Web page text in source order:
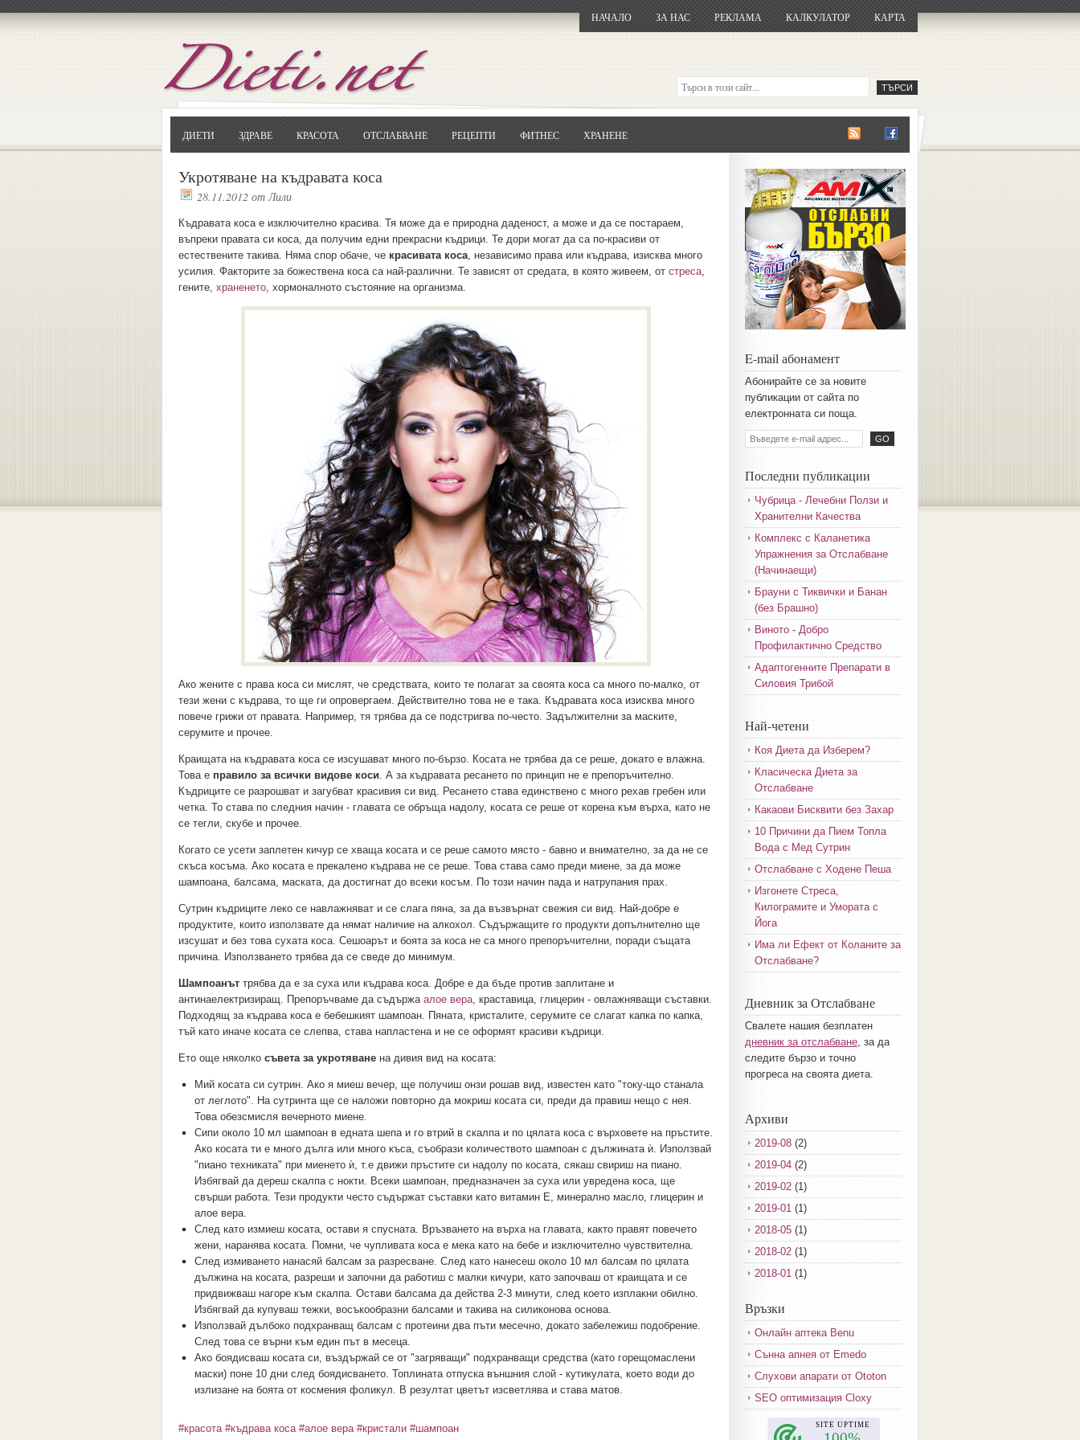
НАЧАЛО ЗА НАС РЕКЛАМА КАЛКУЛАТОР КАРТА
ДИЕТИ ЗДРАВЕ КРАСОТА ОТСЛАБВАНЕ РЕЦЕПТИ ФИТНЕС ХРАНЕНЕ
Укротяване на къдравата коса
28.11.2012 отЛили
Къдравата коса е изключително красива. Тя може да е природна даденост, а може и да се постараем,
въпреки правата си коса, да получим едни прекрасни къдрици. Те дори могат да са по-красиви от
естествените такива. Няма спор обаче, че красивата коса, независимо права или къдрава, изисква много
усилия. Факторите за божествена коса са най-различни. Те зависят от средата, в която живеем, от стреса,
гените, храненето, хормоналното състояние на организма.
Ако жените с права коса си мислят, че средствата, които те полагат за своята коса са много по-малко, от
тези жени с къдрава, то ще ги опровергаем. Действително това не е така. Къдравата коса изисква много
повече грижи от правата. Например, тя трябва да се подстригва по-често. Задължителни за маските,
серумите и прочее.
Краищата на къдравата коса се изсушават много по-бързо. Косата не трябва да се реше, докато е влажна.
Това е правило за всички видове коси. А за къдравата ресането по принцип не е препоръчително.
Къдриците се разрошват и загубват красивия си вид. Ресането става единствено с много рехав гребен или
четка. То става по следния начин - главата се обръща надолу, косата се реше от корена към върха, като не
се тегли, скубе и прочее.
Когато се усети заплетен кичур се хваща косата и се реше самото място - бавно и внимателно, за да не се
скъса косъма. Ако косата е прекалено къдрава не се реше. Това става само преди миене, за да може
шампоана, балсама, маската, да достигнат до всеки косъм. По този начин пада и натрупания прах.
Сутрин къдриците леко се навлажняват и се слага пяна, за да възвърнат свежия си вид. Най-добре е
продуктите, които използвате да нямат наличие на алкохол. Съдържащите го продукти допълнително ще
изсушат и без това сухата коса. Сешоарът и боята за коса не са много препоръчителни, поради същата
причина. Използването трябва да се сведе до минимум.
Шампоанът трябва да е за суха или къдрава коса. Добре е да бъде против заплитане и
антинаелектризиращ. Препоръчваме да съдържа алое вера, краставица, глицерин - овлажняващи съставки.
Подходящ за къдрава коса е бебешкият шампоан. Пяната, кристалите, серумите се слагат капка по капка,
тъй като иначе косата се слепва, става напластена и не се оформят красиви къдрици.
Eто още няколко съвета за укротяване на дивия вид на косата:
Мий косата си сутрин. Ако я миеш вечер, ще получиш онзи рошав вид, известен като "току-що станала
от леглото". На сутринта ще се наложи повторно да мокриш косата си, преди да правиш нещо с нея.
Това обезсмисля вечерното миене.
Сипи около 10 мл шампоан в едната шепа и го втрий в скалпа и по цялата коса с върховете на пръстите.
Ако косата ти е много дълга или много къса, съобрази количеството шампоан с дължината ѝ. Използвай
"пиано техниката" при миенето ѝ, т.е движи пръстите си надолу по косата, сякаш свириш на пиано.
Избягвай да дереш скалпа с нокти. Всеки шампоан, предназначен за суха или увредена коса, ще
свърши работа. Тези продукти често съдържат съставки като витамин Е, минерално масло, глицерин и
алое вера.
След като измиеш косата, остави я спусната. Връзването на върха на главата, както правят повечето
жени, наранява косата. Помни, че чупливата коса е мека като на бебе и изключително чувствителна.
След измиването нанасяй балсам за разресване. След като нанесеш около 10 мл балсам по цялата
дължина на косата, разреши и започни да работиш с малки кичури, като започваш от краищата и се
придвижваш нагоре към скалпа. Остави балсама да действа 2-3 минути, след което изплакни обилно.
Избягвай да купуваш тежки, восъкообразни балсами и такива на силиконова основа.
Използвай дълбоко подхранващ балсам с протеини два пъти месечно, докато забележиш подобрение.
След това се върни към един път в месеца.
Ако боядисваш косата си, въздържай се от "загряващи" подхранващи средства (като горещомаслени
маски) поне 10 дни след боядисването. Топлината отпуска външния слой - кутикулата, което води до
излизане на боята от космения фоликул. В резултат цветът изсветлява и става матов.
#красота #къдрава коса #алое вера #кристали #шампоан
E-mail абонамент
Aбoниpaйтe ce зa нoвитe
пyбликaции oт caйтa пo
eлeктpoннaтa cи пoщa.
Последни публикации
Чубрица - Лечебни Ползи и
Хранителни Качества
Комплекс с Каланетика
Упражнения за Отслабване
(Начинаещи)
Брауни с Тиквички и Банан
(без Брашно)
Виното - Добро
Профилактично Средство
Адаптогенните Препарати в
Силовия Трибой
Най-четени
Коя Диета да Изберем?
Класическа Диета за
Отслабване
Какаови Бисквити без Захар
10 Причини да Пием Топла
Вода с Мед Сутрин
Отслабване с Ходене Пеша
Изгонете Стреса,
Килограмите и Умората с
Йога
Има ли Ефект от Коланите за
Отслабване?
Дневник за Отслабване
Свалете нашия безплатен
дневник за отслабване, за да
следите бързо и точно
прогреса на своята диета.
ОтворетеGoogle.bg
... и я въведете в полето:
Сваляне
Архиви
2019-08 (2)
2019-04 (2)
2019-02 (1)
2019-01 (1)
2018-05 (1)
2018-02 (1)
2018-01 (1)
2017-11
2017-10 (3)
2017-08(3)
2017-07(1)
2017-06(2)
2017-05(4)
Връзки
Онлайн аптека Benu
Сънна апнея от Emedo
Слухови апарати от Ototon
SEO оптимизация Cloxy